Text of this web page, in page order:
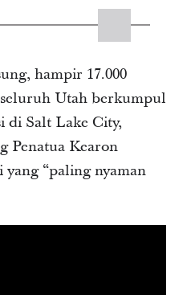
hampir 17.000
Utah berkumpul
di Salt Lake City,
Penatua Kearon
yang “paling nyaman